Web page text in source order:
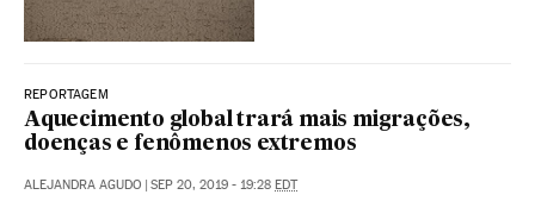
REPORTAGEM
Aquecimento global trará mais migrações,
doenças e fenômenos extremos
ALEJANDRA AGUDO | SEP 20, 2019 - 19:28 EDT